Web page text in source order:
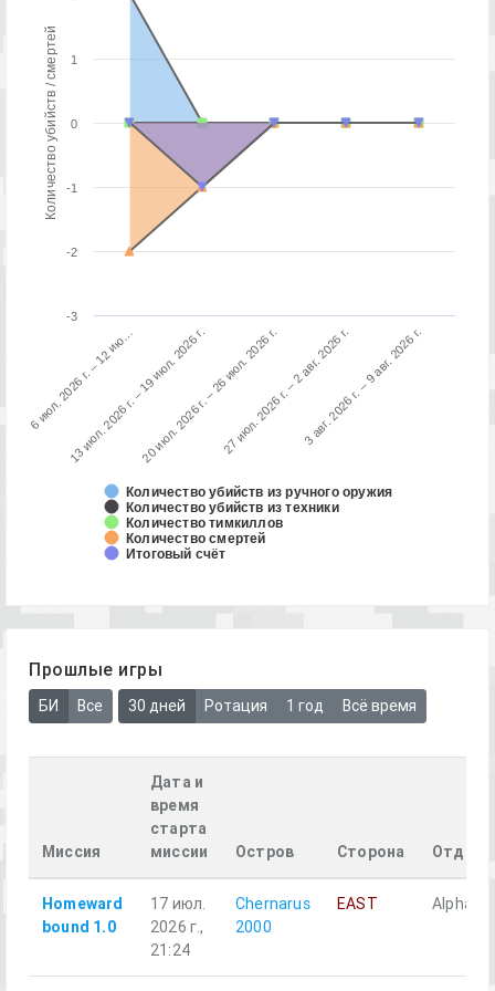
Количество убийств / смертей
Количество убийств из ручного оружия
Количество убийств из техники
Количество тимкиллов
Количество смертей
Итоговый счёт
6 июл. 2026 г. – 12 ию…
13 июл. 2026 г. – 19 июл. 2026 г.20 июл. 2026 г. – 26 июл. 2026 г.27 июл. 2026 г. – 2 авг. 2026 г.3 авг. 2026 г. – 9 авг. 2026 г.
-3
-2
-1
0
1
Прошлые игры
БИ Все 30 дней Ротация 1 год Всё время
Миссия
Дата и
время
старта
миссии
Остров Сторона
Homeward
bound 1.0
17 июл.
2026 г.,
21:24
Chernarus
2000
EAST Alpha 1-